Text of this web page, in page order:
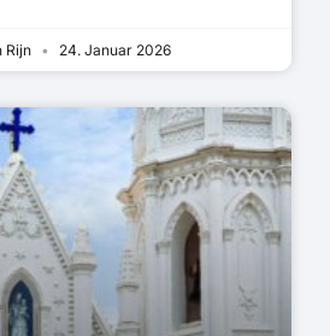
Rijn 24. Januar 2026